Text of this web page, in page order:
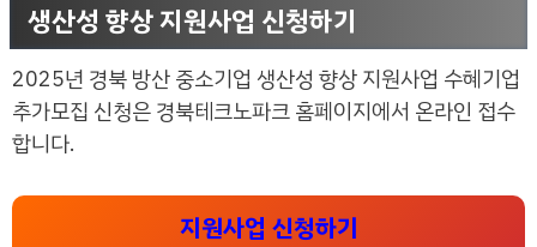
생산성 향상 지원사업 신청하기
2025년 경북 방산 중소기업 생산성 향상 지원사업 수혜기업
추가모집 신청은 경북테크노파크 홈페이지에서 온라인 접수
합니다.
지원사업 신청하기